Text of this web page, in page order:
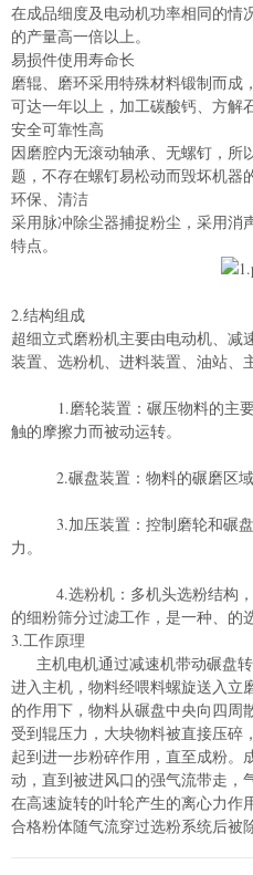
在成品细度及电动机功率相同的情
的产量高一倍以上。
易损件使用寿命长
磨辊、磨环采用特殊材料锻制而成
可达一年以上，加工碳酸钙、方解
安全可靠性高
因磨腔内无滚动轴承、无螺钉，所
题，不存在螺钉易松动而毁坏机器
环保、清洁
采用脉冲除尘器捕捉粉尘，采用消
特点。
2.结构组成
超细立式磨粉机主要由电动机、减
装置、选粉机、进料装置、油站、
1.磨轮装置：碾压物料的主要
触的摩擦力而被动运转。
2.碾盘装置：物料的碾磨区域
3.加压装置：控制磨轮和碾盘
力。
4.选粉机：多机头选粉结构，
的细粉筛分过滤工作，是一种、的
3.工作原理
主机电机通过减速机带动碾盘
进入主机，物料经喂料螺旋送入立
的作用下，物料从碾盘中央向四周
受到辊压力，大块物料被直接压碎
起到进一步粉碎作用，直至成粉。
动，直到被进风口的强气流带走，
在高速旋转的叶轮产生的离心力作
合格粉体随气流穿过选粉系统后被